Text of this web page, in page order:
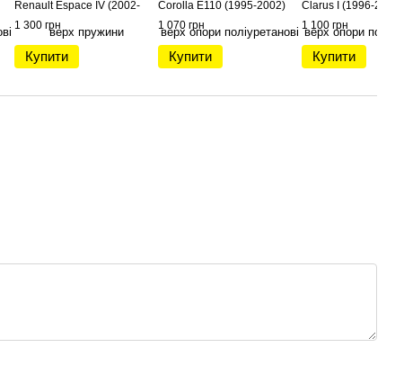
Renault Espace IV (2002-
2014)
1 300 грн
Купити
Corolla E110 (1995-2002)
1 070 грн
Купити
Clarus I (1996-2001)
1 100 грн
Купити